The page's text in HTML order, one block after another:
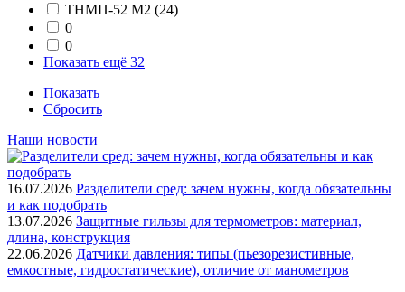
ТНМП-52 М2 (24)
0
0
Показать ещё 32
Показать
Сбросить
Наши новости
16.07.2026 Разделители сред: зачем нужны, когда обязательны
и как подобрать
13.07.2026 Защитные гильзы для термометров: материал,
длина, конструкция
22.06.2026 Датчики давления: типы (пьезорезистивные,
емкостные, гидростатические), отличие от манометров